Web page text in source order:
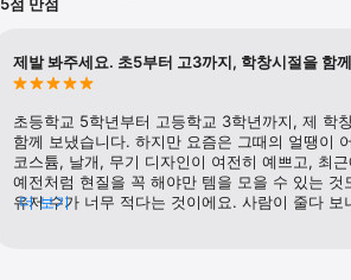
5점 만점
제발 봐주세요. 초5부터 고3까지, 학창시절을 함
초등학교 5학년부터 고등학교 3학년까지, 제 학
함께 보냈습니다. 하지만 요즘은 그때의 얼땡이
코스튬, 날개, 무기 디자인이 여전히 예쁘고, 최
예전처럼 현질을 꼭 해야만 템을 모을 수 있는 것
유저 수가 너무 적다는 것이에요. 사람이 줄다 보
더 보기